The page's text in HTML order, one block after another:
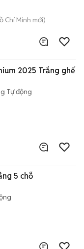
Chí Minh mới)
2025 Trắng ghế
Tự động
5 chỗ